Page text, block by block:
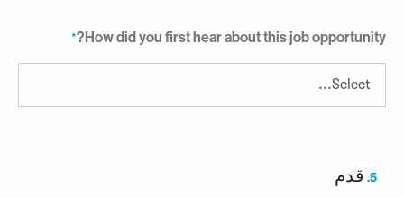
How did you first hear about this job
قدم